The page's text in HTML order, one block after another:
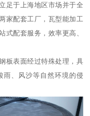
足于上海地区市场并于全
家配套工厂，瓦型能加工
式配套服务，效率更高、
板表面经过特殊处理，具
雨、风沙等自然环境的侵